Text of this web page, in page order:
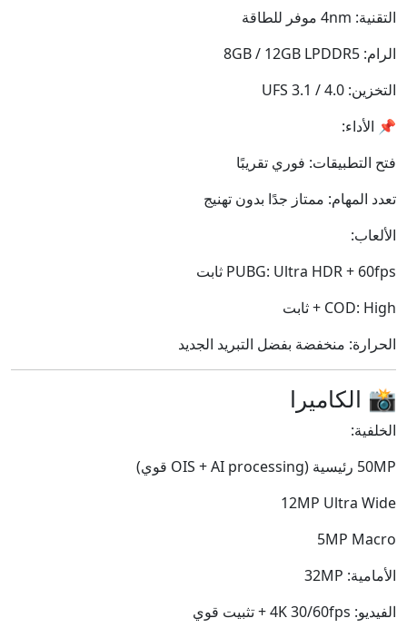
التقنية: 4nm موفر للطاقة
الرام: 8GB / 12GB LPDDR5
التخزين: UFS 3.1 / 4.0
📌 الأداء:
فتح التطبيقات: فوري تقريبًا
تعدد المهام: ممتاز جدًا بدون تهنيج
الألعاب:
PUBG: Ultra HDR + 60fps ثابت
COD: High + ثابت
الحرارة: منخفضة بفضل التبريد الجديد
📸 الكاميرا
الخلفية:
50MP رئيسية (OIS + AI processing قوي)
12MP Ultra Wide
5MP Macro
الأمامية: 32MP
الفيديو: 4K 30/60fps + تثبيت قوي